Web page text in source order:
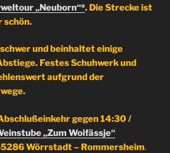
„Neuborn“*. Die Strecke ist
schön.
und beinhaltet einige
Festes Schuhwerk und
aufgrund der
gegen 14:30 /
„Zum Woifässje“
Wörrstadt – Rommersheim.